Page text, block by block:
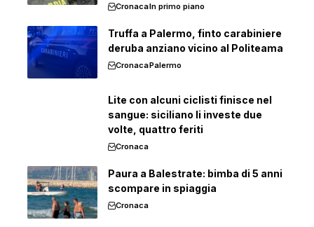
CronacaIn primo piano
Truffa a Palermo, finto carabiniere
deruba anziano vicino al Politeama
CronacaPalermo
Lite con alcuni ciclisti finisce nel
sangue: siciliano li investe due
volte, quattro feriti
Cronaca
Paura a Balestrate: bimba di 5 anni
scompare in spiaggia
Cronaca